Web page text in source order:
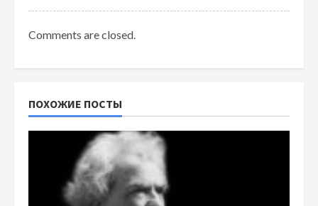
Comments are closed.
ПОХОЖИЕ ПОСТЫ